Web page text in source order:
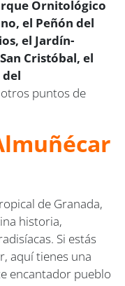
Ornitológico
el Peñón del
el Jardín-
Cristóbal, el
puntos de
de Granada,
historia,
Si estás
aquí tienes una
encantador pueblo